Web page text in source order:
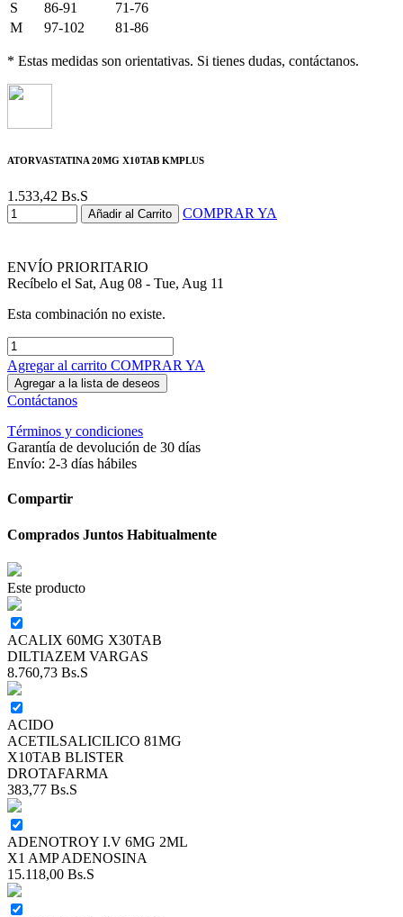
S 86-91
71-76
M
97-102 81-86
* Estas medidas son orientativas. Si tienes dudas, contáctanos.
ATORVASTATINA 20MG X10TAB KMPLUS
1.533,42 Bs.S
Añadir al Carrito COMPRAR YA
ENVÍO PRIORITARIO
Recíbelo el Sat, Aug 08 - Tue, Aug 11
Esta combinación no existe.
Agregar al carrito COMPRAR YA
Agregar a la lista de deseos
Contáctanos
Términos y condiciones
Garantía de devolución de 30 días
Envío: 2-3 días hábiles
Compartir
Comprados Juntos Habitualmente
Este producto
ACALIX 60MG X30TAB
DILTIAZEM VARGAS
8.760,73 Bs.S
ACIDO
ACETILSALICILICO 81MG
X10TAB BLISTER
DROTAFARMA
383,77 Bs.S
ADENOTROY I.V 6MG 2ML
X1 AMP ADENOSINA
15.118,00 Bs.S